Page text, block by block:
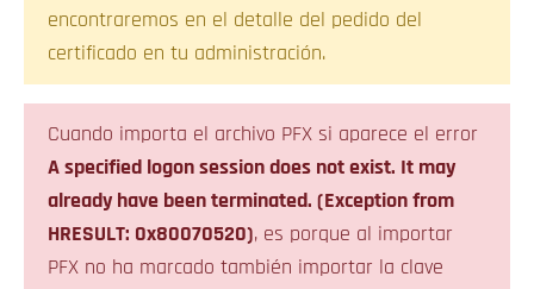
encontraremos en el detalle del pedido del
certificado en tu administración.
Cuando importa el archivo PFX si aparece el error
A specified logon session does not exist. It may
already have been terminated. (Exception from
HRESULT: 0x80070520), es porque al importar
PFX no ha marcado también importar la clave